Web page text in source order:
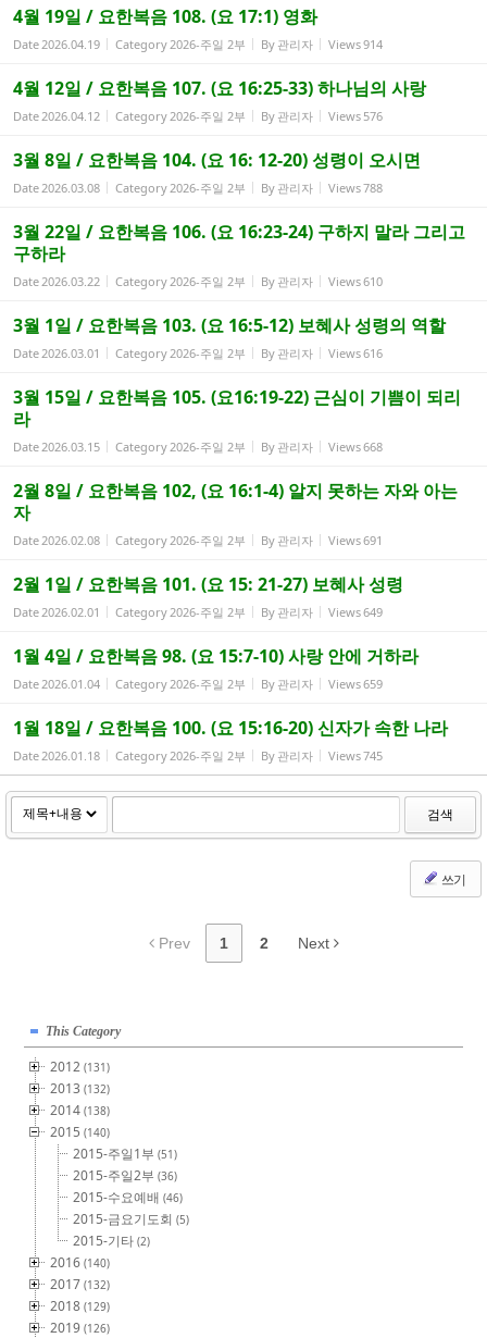
4월 19일 / 요한복음 108. (요 17:1) 영화
Date2026.04.19 Category2026-주일 2부 By 관리자 Views914
4월 12일 / 요한복음 107. (요 16:25-33) 하나님의 사랑
Date2026.04.12 Category2026-주일 2부 By 관리자 Views 576
3월 8일 / 요한복음 104. (요 16: 12-20) 성령이 오시면
Date2026.03.08 Category2026-주일 2부 By 관리자 Views788
3월 22일 / 요한복음 106. (요 16:23-24) 구하지 말라 그리고
구하라
Date2026.03.22 Category2026-주일 2부 By 관리자 Views610
3월 1일 / 요한복음 103. (요 16:5-12) 보혜사 성령의 역할
Date2026.03.01 Category2026-주일 2부 By 관리자 Views616
3월 15일 / 요한복음 105. (요16:19-22) 근심이 기쁨이 되리
라
Date2026.03.15 Category2026-주일 2부 By 관리자 Views668
2월 8일 / 요한복음 102, (요 16:1-4) 알지 못하는 자와 아는
자
Date2026.02.08 Category2026-주일 2부 By 관리자 Views691
2월 1일 / 요한복음 101. (요 15: 21-27) 보혜사 성령
Date2026.02.01 Category2026-주일 2부 By 관리자 Views649
1월 4일 / 요한복음 98. (요 15:7-10) 사랑 안에 거하라
Date2026.01.04 Category2026-주일 2부 By 관리자 Views659
1월 18일 / 요한복음 100. (요 15:16-20) 신자가 속한 나라
Date2026.01.18 Category2026-주일 2부 By 관리자 Views745
검색
쓰기
Prev 1 2 Next
This Category
2012(131)
2013(132)
2014(138)
2015(140)
2015-주일1부(51)
2015-주일2부(36)
2015-수요예배(46)
2015-금요기도회(5)
2015-기타(2)
2016(140)
2017(132)
2018(129)
2019(126)